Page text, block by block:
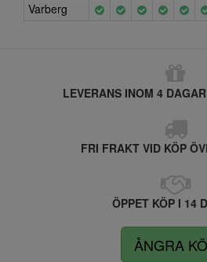
Varberg
LEVERANS INOM 4
FRI FRAKT VID KÖP
ÖPPET KÖP I 14
ÅNGRA